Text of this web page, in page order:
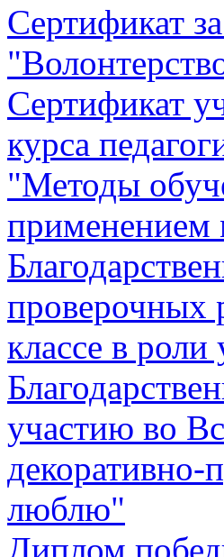
Сертификат
Сертификат
курса
"Методы
применением
проверочных
классе в
участию во
декоративно-
люблю"